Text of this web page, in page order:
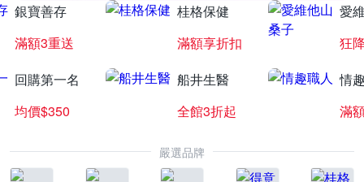
銀寶善存
滿額3重送
桂格保健
滿額享折扣
愛
狂
回購第一名
均價$350
船井生醫
全館3折起
情
滿
嚴選品牌